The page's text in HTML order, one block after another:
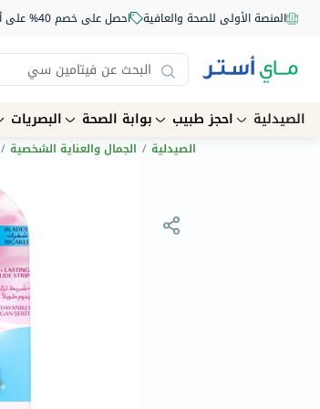
المنصة الأولى للصحة والعافية احصل على خصم 40% على أول طلب من الصيدلية أونلاين استخدم الكود: NEW40
الصيدلية احجز طبيب بوابة الصحة البصريات
الصيدلية / الجمال والعناية الشخصية /